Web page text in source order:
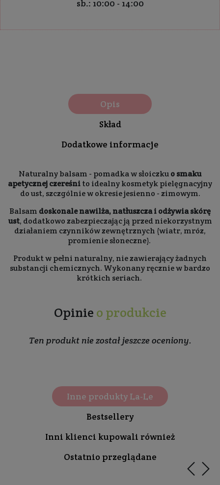
sb.: 10:00 - 14:00
Opis
Skład
Dodatkowe informacje
Naturalny balsam - pomadka w słoiczkuo smaku
apetycznej czereśnito idealny kosmetyk pielęgnacyjny
do ust, szczgólnie w okresie jesienno - zimowym.
Balsam doskonale nawilża, natłuszcza i odżywia skórę
ust, dodatkowo zabezpieczając ją przed niekorzystnym
działaniem czynników zewnętrznych (wiatr, mróz,
promienie słoneczne).
Produkt w pełni naturalny, nie zawierający żadnych
substancji chemicznych. Wykonany ręcznie w bardzo
krótkich seriach.
Opinie o produkcie
Ten produkt nie został jeszcze oceniony.
Inne produkty La-Le
Bestsellery
Inni klienci kupowali również
Ostatnio przeglądane